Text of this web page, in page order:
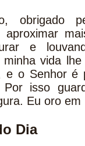
obrigado
aproximar
e
vida
e o Senhor é
Por isso
Eu oro
Dia